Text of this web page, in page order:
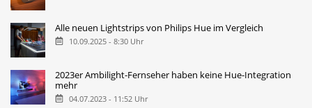
Alle neuen Lightstrips von Philips Hue im Vergleich
10.09.2025 - 8:30 Uhr
2023er Ambilight-Fernseher haben keine Hue-Integration
mehr
04.07.2023 - 11:52 Uhr